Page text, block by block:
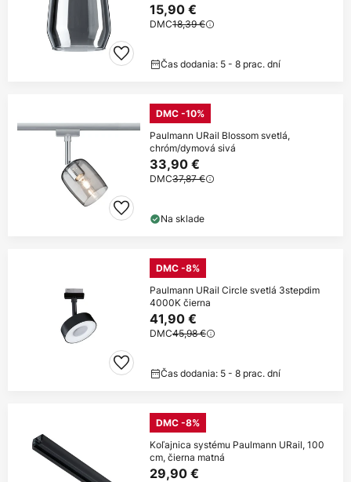
15,90 €
DMC18,39 €
Čas dodania: 5 - 8 prac. dní
DMC -10%
Paulmann URail Blossom svetlá,
chróm/dymová sivá
33,90 €
DMC37,87 €
Na sklade
DMC -8%
Paulmann URail Circle svetlá 3stepdim
4000K čierna
41,90 €
DMC45,98 €
Čas dodania: 5 - 8 prac. dní
DMC -8%
Koľajnica systému Paulmann URail, 100
cm, čierna matná
29,90 €